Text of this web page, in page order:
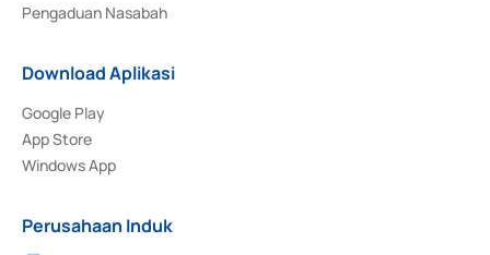
Pengaduan Nasabah
Download Aplikasi
Google Play
App Store
Windows App
Perusahaan Induk